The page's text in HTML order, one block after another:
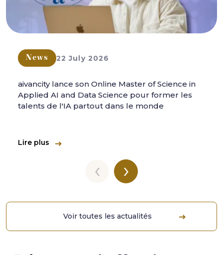
News 22 July 2026
aivancity lance son Online Master of Science in
Applied AI and Data Science pour former les
talents de l'IA partout dans le monde
Lire plus
‹ ›
Voir toutes les actualités